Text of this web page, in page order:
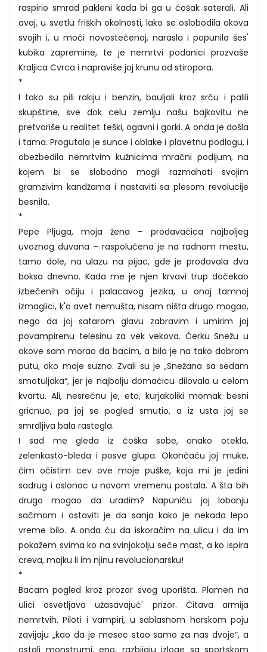
raspirio smrad pakleni kada bi ga u ćošak saterali. Ali
avaj, u svetlu friških okolnosti, lako se oslobodila okova
svojih i, u moći novostečenoj, narasla i popunila šes'
kubika zapremine, te je nemrtvi podanici prozvaše
Kraljica Cvrca i napraviše joj krunu od stiropora.
*
I tako su pili rakiju i benzin, bauljali kroz srču i palili
skupštine, sve dok celu zemlju našu bajkovitu ne
pretvoriše u realitet teški, ogavni i gorki. A onda je došla
i tama. Progutala je sunce i oblake i plavetnu podlogu, i
obezbedila nemrtvim kužnicima mračni podijum, na
kojem bi se slobodno mogli razmahati svojim
gramzivim kandžama i nastaviti sa plesom revolucije
besnila.
*
Pepe Pljuga, moja žena – prodavačica najboljeg
uvoznog duvana – raspolućena je na radnom mestu,
tamo dole, na ulazu na pijac, gde je prodavala dva
boksa dnevno. Kada me je njen krvavi trup dočekao
izbečenih očiju i palacavog jezika, u onoj tamnoj
izmaglici, k'o avet nemušta, nisam ništa drugo mogao,
nego da joj satarom glavu zabravim i umirim joj
povampirenu telesinu za vek vekova. Ćerku Snežu u
okove sam morao da bacim, a bila je na tako dobrom
putu, oko moje suzno. Zvali su je „Snežana sa sedam
smotuljaka“, jer je najbolju domaćicu dilovala u celom
kvartu. Ali, nesrećnu je, eto, kurjakoliki momak besni
gricnuo, pa joj se pogled smutio, a iz usta joj se
smrdljiva bala rastegla.
I sad me gleda iz ćoška sobe, onako otekla,
zelenkasto-bleda i posve glupa. Okončaću joj muke,
čim očistim cev ove moje puške, koja mi je jedini
sadrug i oslonac u novom vremenu postala. A šta bih
drugo mogao da uradim? Napuniću joj lobanju
sačmom i ostaviti je da sanja kako je nekada lepo
vreme bilo. A onda ću da iskoračim na ulicu i da im
pokažem svima ko na svinjokolju seče mast, a ko ispira
creva, majku li im njinu revolucionarsku!
*
Bacam pogled kroz prozor svog uporišta. Plamen na
ulici osvetljava užasavajuć' prizor. Čitava armija
nemrtvih. Piloti i vampiri, u sablasnom horskom poju
zavijaju „kao da je mesec stao samo za nas dvoje“, a